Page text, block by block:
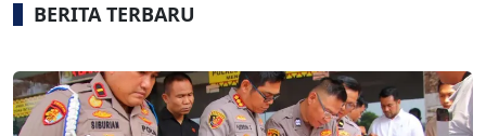
BERITA TERBARU